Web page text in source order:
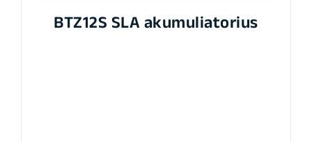
BTZ12S SLA akumuliatorius